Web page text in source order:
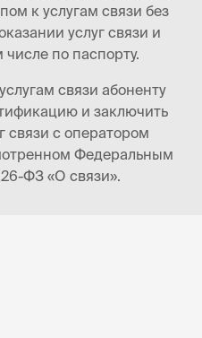
к услугам связи без
услуг связи и
по паспорту.
связи абоненту
и заключить
связи с оператором
Федеральным
ФЗ «О связи».